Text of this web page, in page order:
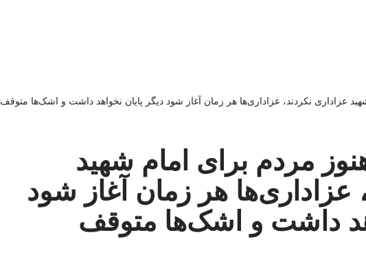
شهید عزاداری نکردند، عزاداری‌ها هر زمان آغاز شود دیگر پایان نخواهد داشت و اشک‌ها متوقف
هنوز مردم برای امام شهید
عزاداری‌ها هر زمان آغاز شود
داشت و اشک‌ها متوقف